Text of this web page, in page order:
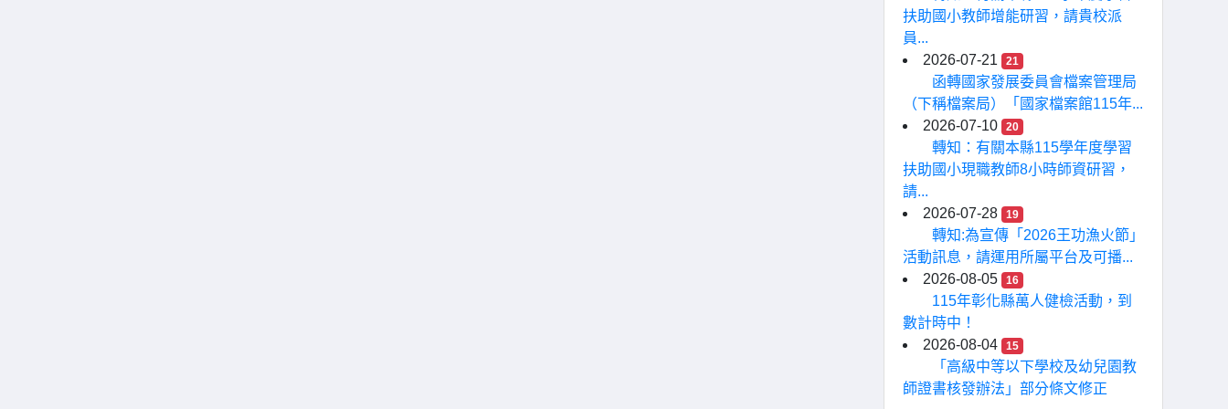
扶助國小教師增能研習，請貴校派
員...
2026-07-21
21
函轉國家發展委員會檔案管理局
（下稱檔案局）「國家檔案館115年...
2026-07-10
20
轉知：有關本縣115學年度學習
扶助國小現職教師8小時師資研習，
請...
2026-07-28
19
轉知:為宣傳「2026王功漁火節」
活動訊息，請運用所屬平台及可播...
2026-08-05
16
115年彰化縣萬人健檢活動，到
數計時中！
2026-08-04
15
「高級中等以下學校及幼兒園教
師證書核發辦法」部分條文修正